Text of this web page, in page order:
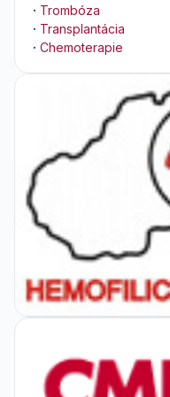
· Trombóza
· Transplantácia
· Chemoterapie